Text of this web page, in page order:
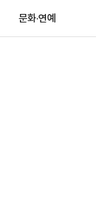
문화·연예